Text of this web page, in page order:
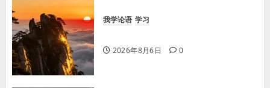
我学论语 学习
2026年8月6日 0